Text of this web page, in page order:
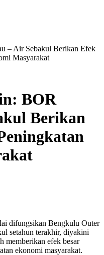
– Air Sebakul Berikan Efek
Masyarakat
BOR
Berikan
difungsikan Bengkulu Outer
setahun terakhir, diyakini
memberikan efek besar
ekonomi masyarakat.